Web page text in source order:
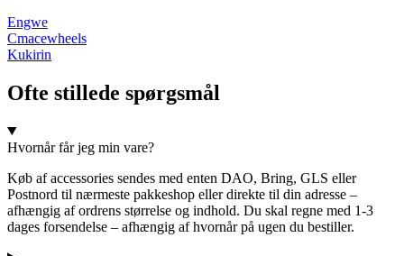
Engwe
Cmacewheels
Kukirin
Ofte stillede spørgsmål
Hvornår får jeg min vare?
Køb af accessories sendes med enten DAO, Bring, GLS eller
Postnord til nærmeste pakkeshop eller direkte til din adresse –
afhængig af ordrens størrelse og indhold. Du skal regne med 1-3
dages forsendelse – afhængig af hvornår på ugen du bestiller.